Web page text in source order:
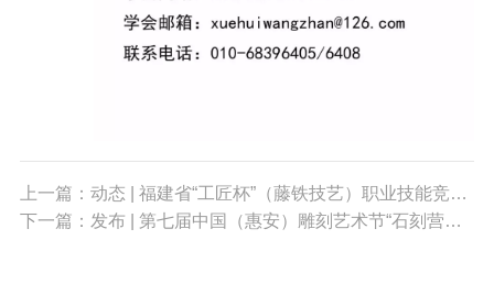
上一篇：动态 | 福建省“工匠杯”（藤铁技艺）职业技能竞赛暨作品设计大赛成功落幕
下一篇：发布 | 第七届中国（惠安）雕刻艺术节“石刻营造”石雕创作设计大赛